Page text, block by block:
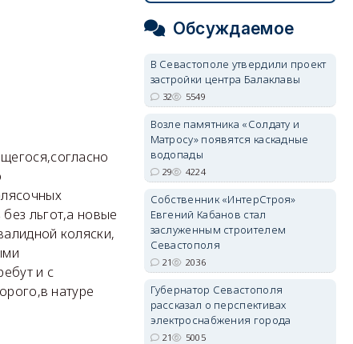
льгот,а новые
коляски,
и с
натуре
Обсуждаемое
В Севастополе утвердили проект
застройки центра Балаклавы
32 5549
Возле памятника «Солдату и
Матросу» появятся каскадные
водопады
29 4224
Собственник «ИнтерСтроя»
Евгений Кабанов стал
заслуженным строителем
Севастополя
21 2036
Губернатор Севастополя
рассказал о перспективах
электроснабжения города
21 5005